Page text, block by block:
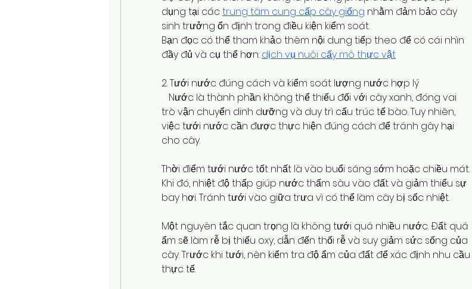
dụng tại các trung tâm cung cấp cây giống nhằm đảm bảo cây
sinh trưởng ổn định trong điều kiện kiểm soát.
Bạn đọc có thể tham khảo thêm nội dung tiếp theo để có cái nhìn
đầy đủ và cụ thể hơn: dịch vụ nuôi cấy mô thực vật
2. Tưới nước đúng cách và kiểm soát lượng nước hợp lý
Nước là thành phần không thể thiếu đối với cây xanh, đóng vai
trò vận chuyển dinh dưỡng và duy trì cấu trúc tế bào. Tuy nhiên,
việc tưới nước cần được thực hiện đúng cách để tránh gây hại
cho cây.
Thời điểm tưới nước tốt nhất là vào buổi sáng sớm hoặc chiều mát.
Khi đó, nhiệt độ thấp giúp nước thấm sâu vào đất và giảm thiểu sự
bay hơi. Tránh tưới vào giữa trưa vì có thể làm cây bị sốc nhiệt.
Một nguyên tắc quan trọng là không tưới quá nhiều nước. Đất quá
ẩm sẽ làm rễ bị thiếu oxy, dẫn đến thối rễ và suy giảm sức sống của
cây. Trước khi tưới, nên kiểm tra độ ẩm của đất để xác định nhu cầu
thực tế.